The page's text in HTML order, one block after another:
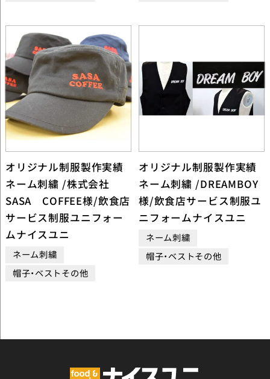
オリジナル制服製作実績
ネーム刺繍 /株式会社
SASA COFFEE様/飲食店
サービス制服ユニフォー
ムナイスユニ
ネーム刺繍
帽子・ベストその他
オリジナル制服製作実績
ネーム刺繍 /DREAMBOY
様/飲食店サービス制服ユ
ニフォームナイスユニ
ネーム刺繍
帽子・ベストその他